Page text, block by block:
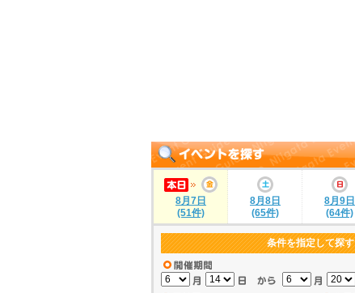
8月7日
(51件)
8月8日
(65件)
8月9日
(64件)
条件を指定して探す